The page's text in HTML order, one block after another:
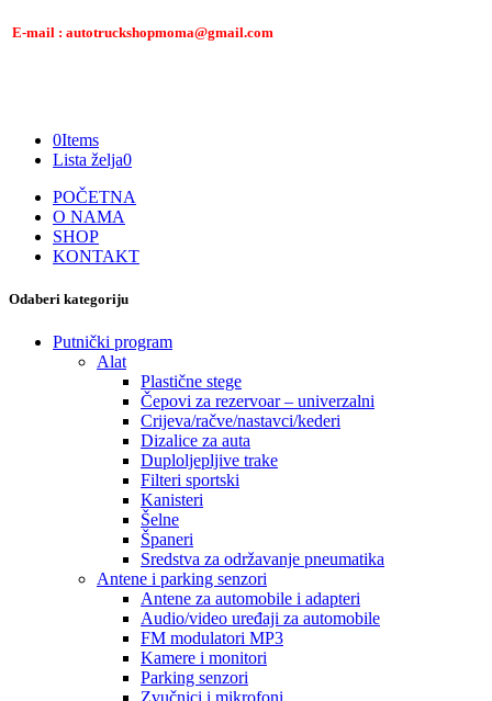
E-mail : autotruckshopmoma@gmail.com
0Items
Lista želja0
POČETNA
O NAMA
SHOP
KONTAKT
Odaberi kategoriju
Putnički program
Alat
Plastične stege
Čepovi za rezervoar – univerzalni
Crijeva/račve/nastavci/kederi
Dizalice za auta
Duploljepljive trake
Filteri sportski
Kanisteri
Šelne
Španeri
Sredstva za održavanje pneumatika
Antene i parking senzori
Antene za automobile i adapteri
Audio/video uređaji za automobile
FM modulatori MP3
Kamere i monitori
Parking senzori